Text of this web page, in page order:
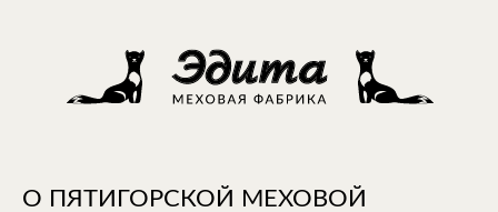
О ПЯТИГОРСКОЙ МЕХОВОЙ